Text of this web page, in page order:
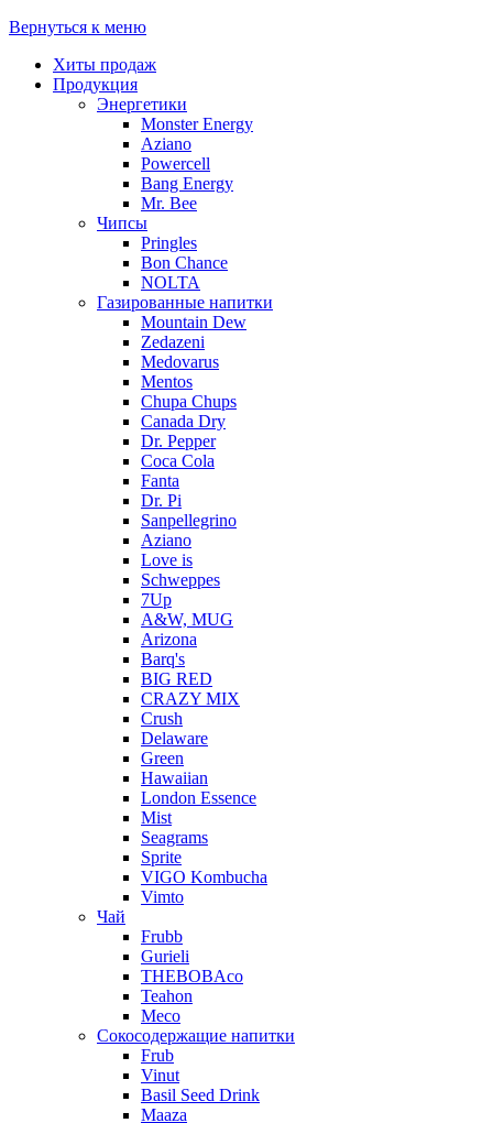
Вернуться к меню
Хиты продаж
Продукция
Энергетики
Monster Energy
Aziano
Powercell
Bang Energy
Mr. Bee
Чипсы
Pringles
Bon Chance
NOLTA
Газированные напитки
Mountain Dew
Zedazeni
Medovarus
Mentos
Chupa Chups
Canada Dry
Dr. Pepper
Coca Cola
Fanta
Dr. Pi
Sanpellegrino
Aziano
Love is
Schweppes
7Up
A&W, MUG
Arizona
Barq's
BIG RED
CRAZY MIX
Crush
Delaware
Green
Hawaiian
London Essence
Mist
Seagrams
Sprite
VIGO Kombucha
Vimto
Чай
Frubb
Gurieli
THEBOBAco
Teahon
Meco
Сокосодержащие напитки
Frub
Vinut
Basil Seed Drink
Maaza